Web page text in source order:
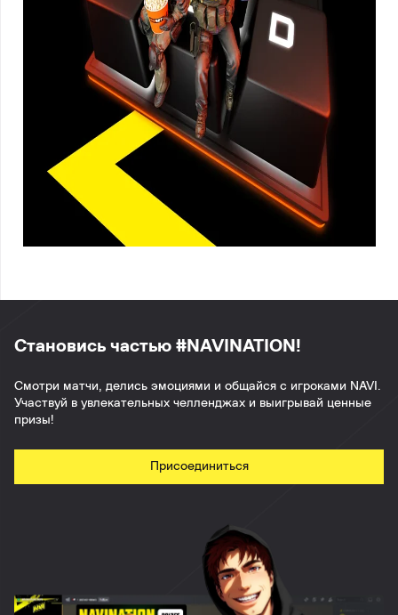
Становись частью #NAVINATION!
Смотри матчи, делись эмоциями и общайся с игроками NAVI.
Участвуй в увлекательных челленджах и выигрывай ценные
призы!
Присоединиться